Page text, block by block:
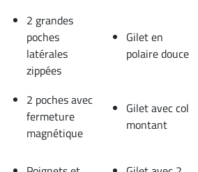
2 grandes
poches
latérales
zippées
Gilet en
polaire douce
2 poches avec
fermeture
magnétique
Gilet avec col
montant